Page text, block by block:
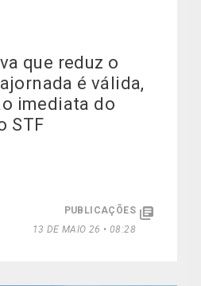
que reduz o
é válida,
imediata do
STF
PUBLICAÇÕES
13 DE MAIO 26 • 08:28